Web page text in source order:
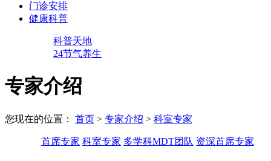
门诊安排
健康科普
科普天地
24节气养生
专家介绍
您现在的位置： 首页 > 专家介绍 > 科室专家
首席专家 科室专家 多学科MDT团队 资深首席专家